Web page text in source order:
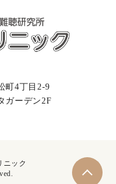
町4丁目2-9
ガーデン2F
ニック